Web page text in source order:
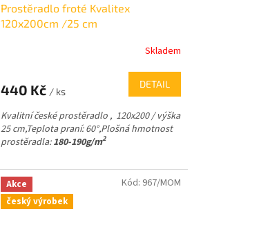
Prostěradlo froté Kvalitex
120x200cm /25 cm
Skladem
440 Kč / ks
DETAIL
Kvalitní české prostěradlo , 120x200 / výška
25 cm,Teplota praní: 60°,Plošná hmotnost
prostěradla:180-190g/m2
Akce
český výrobek
Kód: 967/MOM